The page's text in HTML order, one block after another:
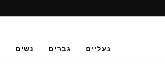
נעליים גברים נשים